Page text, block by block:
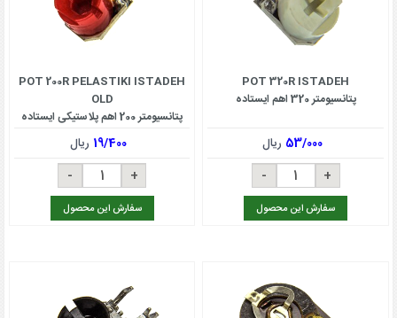
POT 320R ISTADEH
پتانسیومتر 320 اهم ایستاده
53/000 ریال
سفارش این محصول
POT 200R PELASTIKI ISTADEH
OLD
پتانسیومتر 200 اهم پلاستیکی ایستاده
OLD
19/400 ریال
سفارش این محصول